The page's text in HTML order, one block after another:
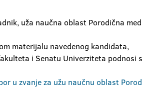
uža naučna oblast Porodična
materijalu navedenog kandidata,
i Senatu Univerziteta podnosi
u zvanje za užu naučnu oblast